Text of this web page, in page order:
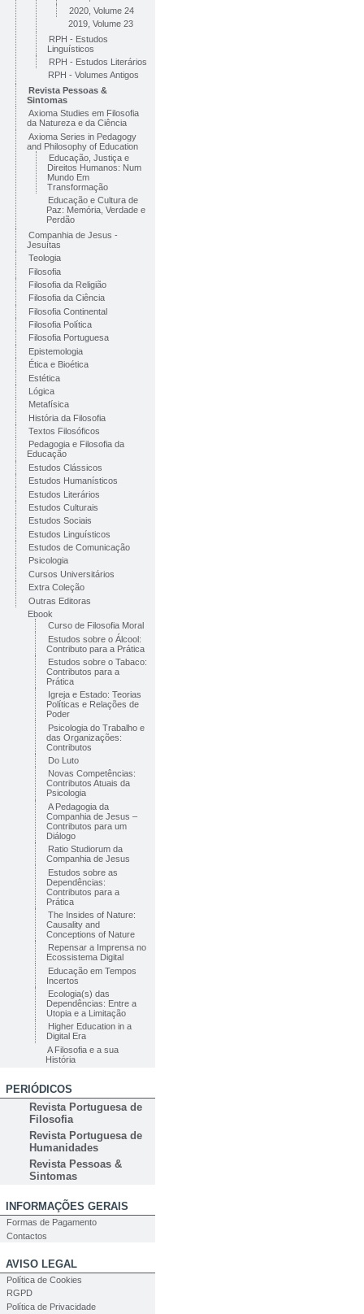
2020, Volume 24
2019, Volume 23
RPH - Estudos
Linguísticos
RPH - Estudos Literários
RPH - Volumes Antigos
Revista Pessoas &
Sintomas
Axioma Studies em Filosofia
da Natureza e da Ciência
Axioma Series in Pedagogy
and Philosophy of Education
Educação, Justiça e
Direitos Humanos: Num
Mundo Em
Transformação
Educação e Cultura de
Paz: Memória, Verdade e
Perdão
Companhia de Jesus -
Jesuítas
Teologia
Filosofia
Filosofia da Religião
Filosofia da Ciência
Filosofia Continental
Filosofia Política
Filosofia Portuguesa
Epistemologia
Ética e Bioética
Estética
Lógica
Metafísica
História da Filosofia
Textos Filosóficos
Pedagogia e Filosofia da
Educação
Estudos Clássicos
Estudos Humanísticos
Estudos Literários
Estudos Culturais
Estudos Sociais
Estudos Linguísticos
Estudos de Comunicação
Psicologia
Cursos Universitários
Extra Coleção
Outras Editoras
Ebook
Curso de Filosofia Moral
Estudos sobre o Álcool:
Contributo para a Prática
Estudos sobre o Tabaco:
Contributos para a
Prática
Igreja e Estado: Teorias
Políticas e Relações de
Poder
Psicologia do Trabalho e
das Organizações:
Contributos
Do Luto
Novas Competências:
Contributos Atuais da
Psicologia
A Pedagogia da
Companhia de Jesus –
Contributos para um
Diálogo
Ratio Studiorum da
Companhia de Jesus
Estudos sobre as
Dependências:
Contributos para a
Prática
The Insides of Nature:
Causality and
Conceptions of Nature
Repensar a Imprensa no
Ecossistema Digital
Educação em Tempos
Incertos
Ecologia(s) das
Dependências: Entre a
Utopia e a Limitação
Higher Education in a
Digital Era
A Filosofia e a sua
História
PERIÓDICOS
Revista Portuguesa de
Filosofia
Revista Portuguesa de
Humanidades
Revista Pessoas &
Sintomas
INFORMAÇÕES GERAIS
Formas de Pagamento
Contactos
AVISO LEGAL
Política de Cookies
RGPD
Política de Privacidade